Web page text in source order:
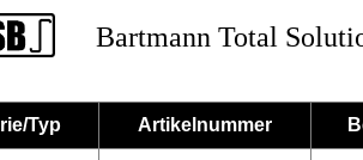
Bartmann Total
Typ Artikelnummer